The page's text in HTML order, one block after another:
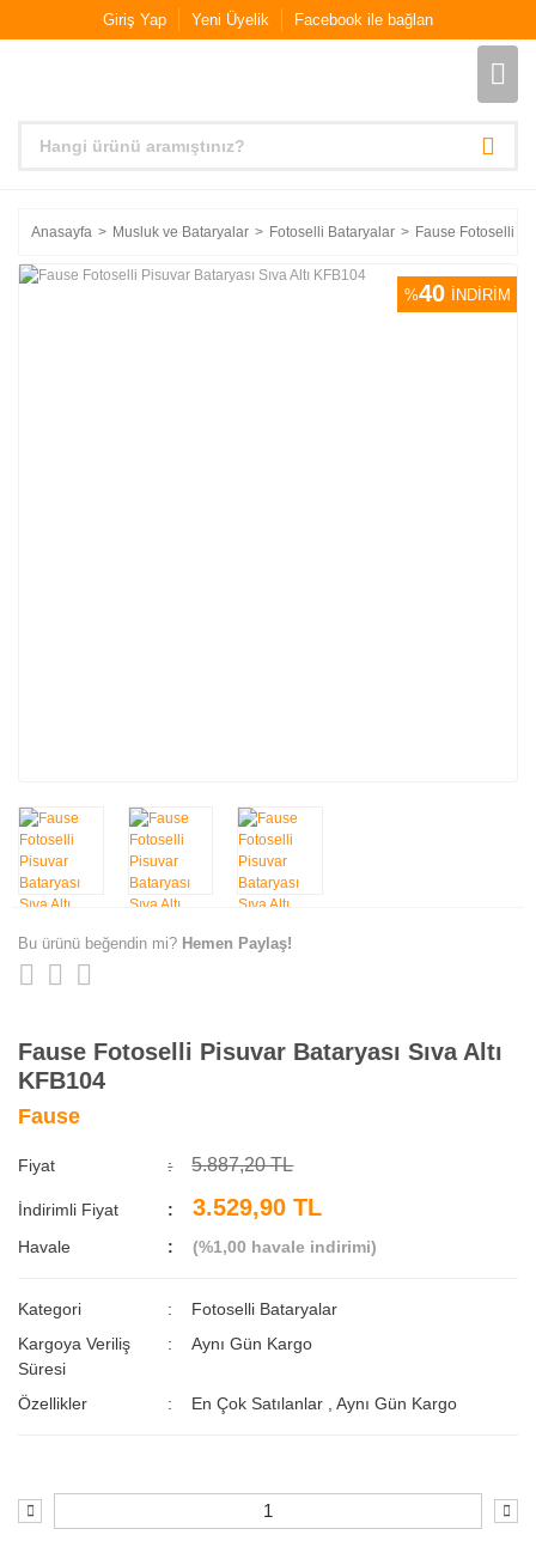
Giriş Yap Yeni Üyelik Facebook ile bağlan
Anasayfa Musluk ve Bataryalar Fotoselli Bataryalar Fause Fotoselli
%40 İNDİRİM
Bu ürünü beğendin mi? Hemen Paylaş!
Fause Fotoselli Pisuvar Bataryası Sıva Altı
KFB104
Fause
Fiyat 5.887,20 TL
İndirimli Fiyat 3.529,90 TL
Havale (%1,00 havale indirimi)
Kategori
Fotoselli Bataryalar
Kargoya Veriliş
Süresi
Aynı Gün Kargo
Özellikler En Çok Satılanlar ,Aynı Gün Kargo